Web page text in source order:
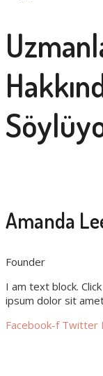
Amanda
Founder
I am text block.
ipsum dolor sit
Facebook-f Twitter